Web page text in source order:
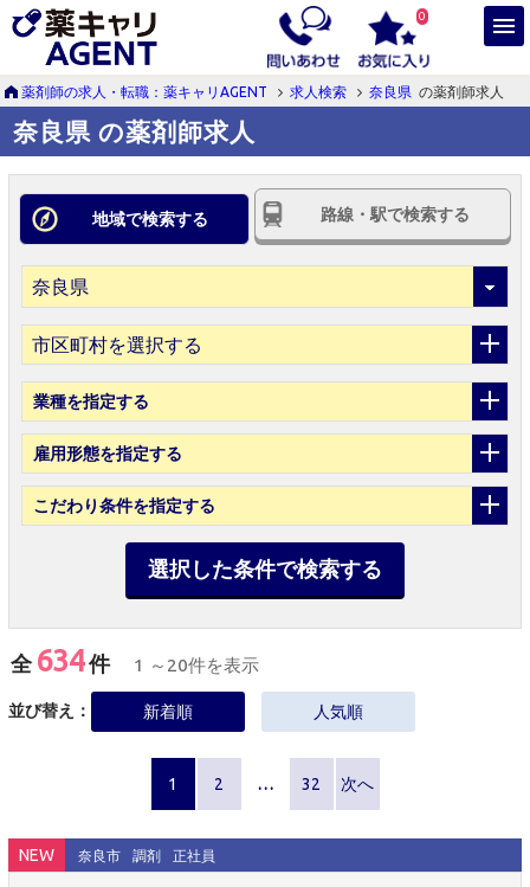
0
薬剤師の求人・転職：薬キャリAGENT 求人検索 奈良県 の薬剤師求人
奈良県 の薬剤師求人
地域で検索する 路線・駅で検索する
市区町村を選択する
業種を指定する
雇用形態を指定する
こだわり条件を指定する
選択した条件で検索する
全 634件 1 ～20件を表示
並び替え： 新着順 人気順
1 2 … 32 次へ
NEW 奈良市 調剤 正社員